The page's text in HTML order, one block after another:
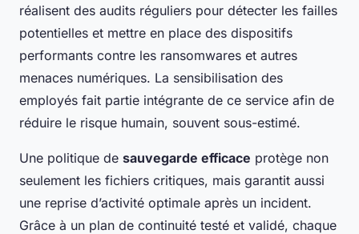
réalisent des audits réguliers pour détecter les failles
potentielles et mettre en place des dispositifs
performants contre les ransomwares et autres
menaces numériques. La sensibilisation des
employés fait partie intégrante de ce service afin de
réduire le risque humain, souvent sous-estimé.
Une politique de sauvegarde efficace protège non
seulement les fichiers critiques, mais garantit aussi
une reprise d’activité optimale après un incident.
Grâce à un plan de continuité testé et validé, chaque